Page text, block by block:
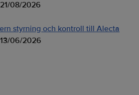
21/08/2026
styrning och kontroll till Alecta
13/06/2026